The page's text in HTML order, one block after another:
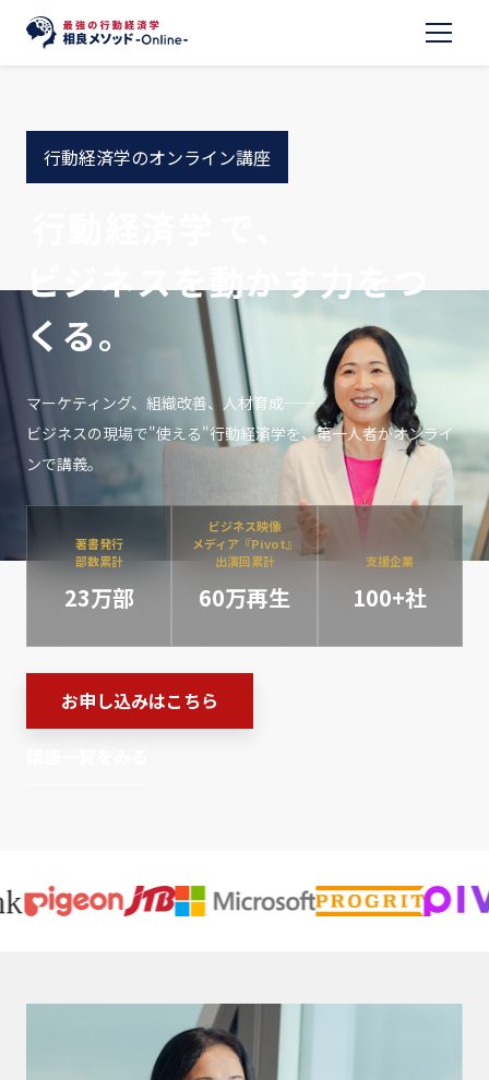
行動経済学のオンライン講座
ビジネスを動かす力をつ
くる。
マーケティング、組織改善、人材育成──
ビジネスの現場で"使える"行動経済学を、第一人者がオンライ
ンで講義。
著書発行
部数累計
23万部
ビジネス映像
メディア『Pivot』
出演回累計
60万再生
支援企業
100+社
お申し込みはこちら